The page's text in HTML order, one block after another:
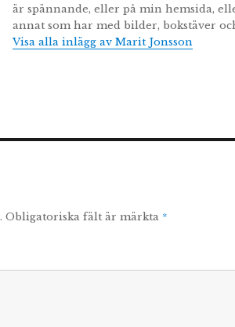
är spännande, eller på min hemsida,
annat som har med bilder, bokstäver
Visa alla inlägg av Marit Jonsson
Obligatoriska fält är märkta *